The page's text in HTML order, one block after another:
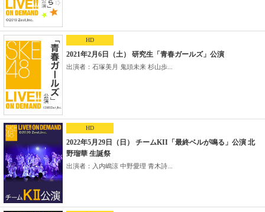
HD
2021年2月6日（土） 研究生「青春ガールズ」公演
出演者：石塚美月 鬼頭未来 杉山歩...
HD
2022年5月29日（日） チームKII「最終ベルが鳴る」公演 北
野瑠華 生誕祭
出演者：入内嶋涼 中野愛理 青木詩...